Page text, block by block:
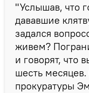
"Услышав, что
дававшие
задался
живем?
и говорят, что
шесть
прокуратуры